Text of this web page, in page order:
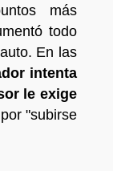
más
todo
En las
intenta
le exige
"subirse